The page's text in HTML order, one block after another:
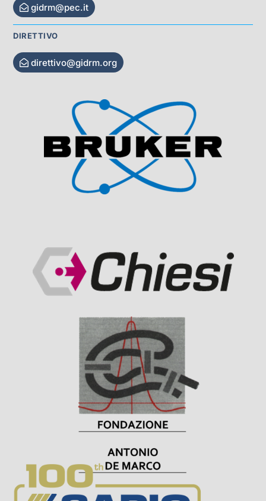
gidrm@pec.it
DIRETTIVO
direttivo@gidrm.org
Visit Sponsor Page
Visit Sponsor Page
Visit Sponsor Page